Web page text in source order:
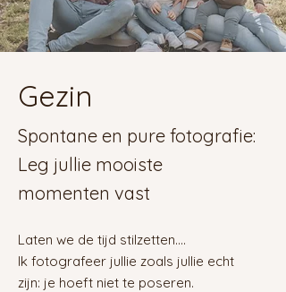
Gezin
Spontane en pure fotografie:
Leg jullie mooiste
momenten vast
Laten we de tijd stilzetten....
Ik fotografeer jullie zoals jullie echt
zijn: je hoeft niet te poseren.